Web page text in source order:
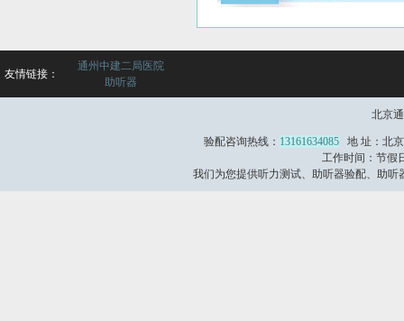
友情链接：
通州中建二局医院
助听器
北京
验配咨询热线： 13161634085 地 址：北
工作时间：节假
我们为您提供听力测试、助听器验配、助